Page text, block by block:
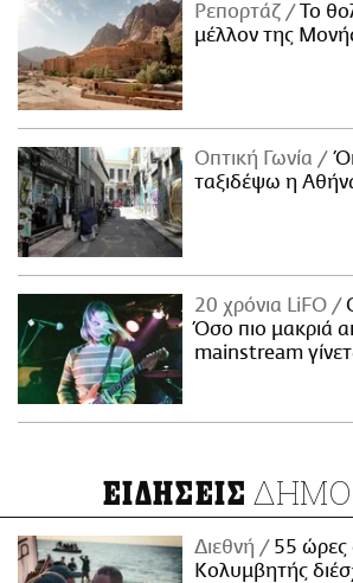
Ρεπορτάζ
Το
μέλλον της
Οπτική Γωνία
ταξιδέψω η
20 χρόνια LiFO
Όσο πιο μακριά
mainstream
ΕΙΔΗΣΕΙΣ
Διεθνή
55 ώρες
Κολυμβητής